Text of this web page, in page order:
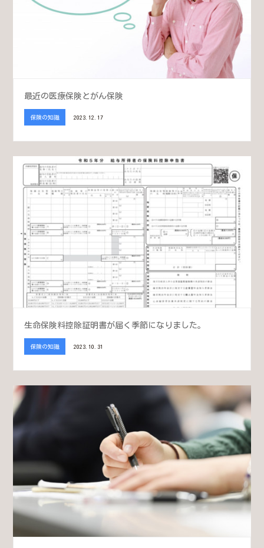
最近の医療保険とがん保険
保険の知識 2023.12.17
生命保険料控除証明書が届く季節になりました。
保険の知識 2023.10.31